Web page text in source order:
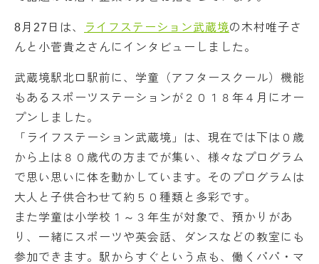
8月27日は、 ライフステーション武蔵境の木村唯子さ
んと小菅貴之さんにインタビューしました。
武蔵境駅北口駅前に、学童（アフタースクール）機能
もあるスポーツステーションが２０１８年４月にオー
プンしました。
「ライフステーション武蔵境」は、現在では下は０歳
から上は８０歳代の方までが集い、様々なプログラム
で思い思いに体を動かしています。そのプログラムは
大人と子供合わせて約５０種類と多彩です。
また学童は小学校１～３年生が対象で、預かりがあ
り、一緒にスポーツや英会話、ダンスなどの教室にも
参加できます。駅からすぐという点も、働くパパ・マ